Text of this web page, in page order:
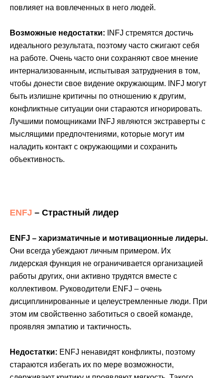
повлияет на вовлеченных в него людей.
Возможные недостатки: INFJ стремятся достичь
идеального результата, поэтому часто сжигают себя
на работе. Очень часто они сохраняют свое мнение
интернализованным, испытывая затруднения в том,
чтобы донести свое видение окружающим. INFJ могут
быть излишне критичны по отношению к другим,
конфликтные ситуации они стараются игнорировать.
Лучшими помощниками INFJ являются экстраверты с
мыслящими предпочтениями, которые могут им
наладить контакт с окружающими и сохранить
объективность.
ENFJ – Страстный лидер
ENFJ – харизматичные и мотивационные лидеры.
Они всегда убеждают личным примером. Их
лидерская функция не ограничивается организацией
работы других, они активно трудятся вместе с
коллективом. Руководители ENFJ – очень
дисциплинированные и целеустремленные люди. При
этом им свойственно заботиться о своей команде,
проявляя эмпатию и тактичность.
Недостатки: ENFJ ненавидят конфликты, поэтому
стараются избегать их по мере возможности,